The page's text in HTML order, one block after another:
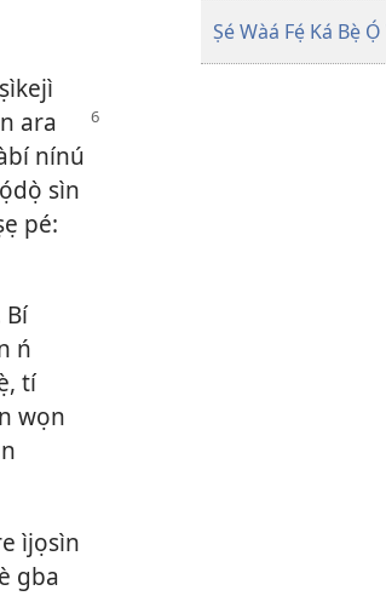
ara
nínú
sìn
pé:
ń
tí
wọn
ìjọsìn
gba
Ṣé Wàá Fẹ́ Ká Bẹ̀